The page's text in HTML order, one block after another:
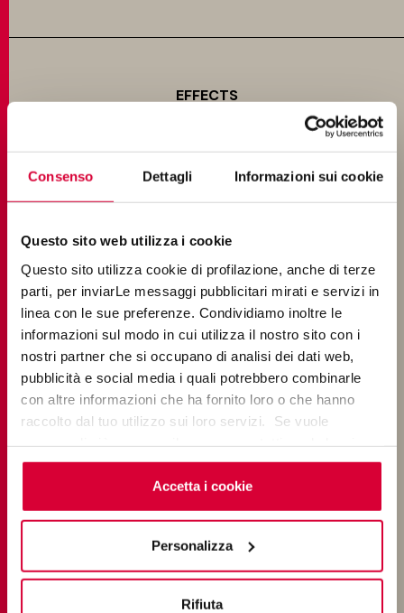
Consenso Dettagli Informazioni sui cookie
Questo sito web utilizza i cookie
Questo sito utilizza cookie di profilazione, anche di terze
parti, per inviarLe messaggi pubblicitari mirati e servizi in
linea con le sue preferenze. Condividiamo inoltre le
informazioni sul modo in cui utilizza il nostro sito con i
nostri partner che si occupano di analisi dei dati web,
pubblicità e social media i quali potrebbero combinarle
con altre informazioni che ha fornito loro o che hanno
raccolto dal tuo utilizzo sui loro servizi. Se vuole
cookieclicchi qui. Il consenso può essere espresso
cliccando sul tasto “Accetta i cookie”. Se non vuole i
cookie di profilazione può negare il consenso sul tasto
Accetta i cookie
Personalizza
Rifiuta
EFFECTS
Marble look tiles
Concrete look tiles
Stone look tiles
ENVIRONMENTS
Bathroom tiles
Bedroom tiles
Outdoor tiles
Swimming pool tiles